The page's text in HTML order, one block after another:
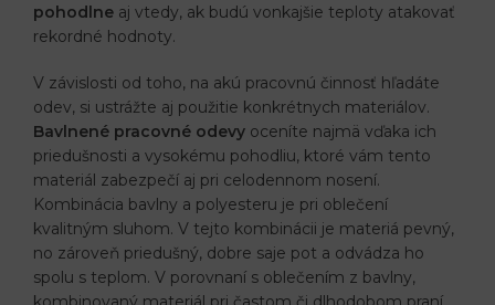
pohodlne aj vtedy, ak budú vonkajšie teploty atakovať
rekordné hodnoty.
V závislosti od toho, na akú pracovnú činnosť hľadáte
odev, si ustrážte aj použitie konkrétnych materiálov.
Bavlnené pracovné odevy oceníte najmä vďaka ich
priedušnosti a vysokému pohodliu, ktoré vám tento
materiál zabezpečí aj pri celodennom nosení.
Kombinácia bavlny a polyesteru je pri oblečení
kvalitným sluhom. V tejto kombinácii je materiá pevný,
no zároveň priedušný, dobre saje pot a odvádza ho
spolu s teplom. V porovnaní s oblečením z bavlny,